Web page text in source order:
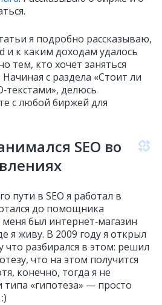
я подробно рассказываю,
и к каким доходам удалось
тем, кто хочет заняться
с раздела «Стоит ли
делюсь
с любой биржей для
SEO во
пути в SEO я работал в
до помощника
был интернет‑магазин
я живу. В 2009 году я открыл
разбирался в этом: решил
что на этом получится
конечно, тогда я не
«гипотеза» — просто